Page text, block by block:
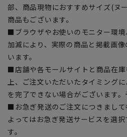
部、商品現物におすすめサイズ(ヌ
商品もございます。
■ブラウザやお使いのモニター環
加減により、実際の商品と掲載画
います。
■店舗や各モールサイトと商品在
上、ご注文いただいたタイミング
を完了できない場合がございます。
■お急ぎ発送のご注文につきまし
よってはお急ぎ発送サービスを選
す。